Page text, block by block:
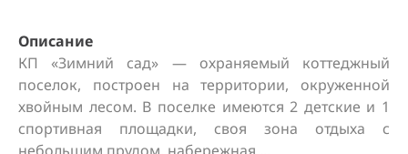
Описание
КП «Зимний сад» — охраняемый коттеджный
поселок, построен на территории, окруженной
хвойным лесом. В поселке имеются 2 детские и 1
спортивная площадки, своя зона отдыха с